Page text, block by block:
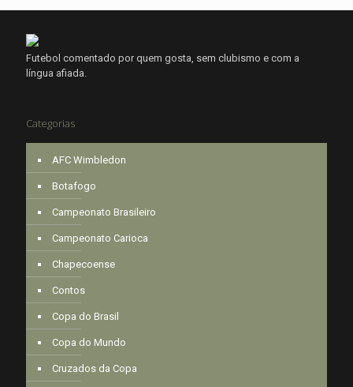
Futebol comentado por quem gosta, sem clubismo e com a
língua afiada.
Categorias
AFC Wimbledon
Botafogo
Campeonato Brasileiro
Campeonato Carioca
Chapecoense
Contos
Copa do Brasil
Copa do Mundo
Cruzados da Copa